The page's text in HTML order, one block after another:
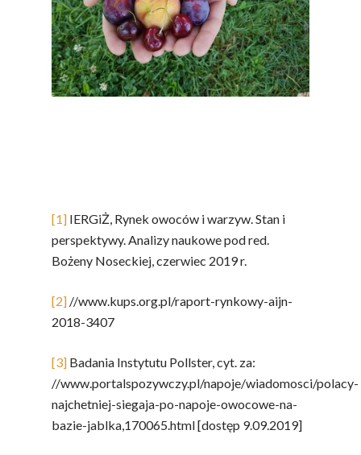
[1] IERGiŻ, Rynek owoców i warzyw. Stan i
perspektywy. Analizy naukowe pod red.
Bożeny Noseckiej, czerwiec 2019 r.
[2] //www.kups.org.pl/raport-rynkowy-aijn-
2018-3407
[3] Badania Instytutu Pollster, cyt. za:
//www.portalspozywczy.pl/napoje/wiadomosci/polacy-
najchetniej-siegaja-po-napoje-owocowe-na-
bazie-jablka,170065.html [dostęp 9.09.2019]
Narodowe Badania
Konsumpcji Warzyw
Owoców
Nutriscore Fakty
Nich Największa
Skrywa!
Chrup Owoce, Jedz